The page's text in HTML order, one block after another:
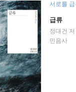
서로를
급류
정대건 저
민음사